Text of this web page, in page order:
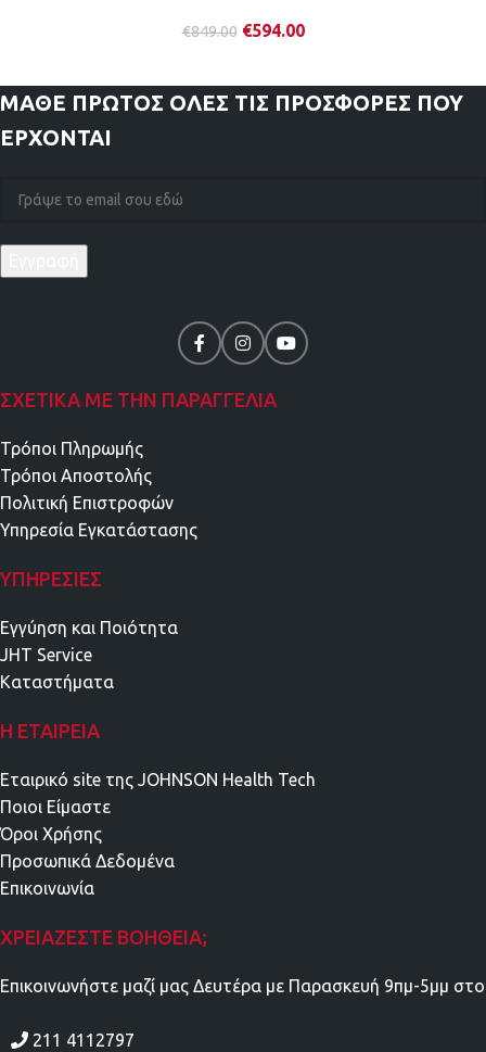
€849.00 €594.00
ΜΑΘΕ ΠΡΩΤΟΣ ΟΛΕΣ ΤΙΣ ΠΡΟΣΦΟΡΕΣ ΠΟΥ
ΕΡΧΟΝΤΑΙ
ΣΧΕΤΙΚΑ ΜΕ ΤΗΝ ΠΑΡΑΓΓΕΛΙΑ
Τρόποι Πληρωμής
Τρόποι Αποστολής
Πολιτική Επιστροφών
Υπηρεσία Εγκατάστασης
ΥΠΗΡΕΣΊΕΣ
Εγγύηση και Ποιότητα
JHT Service
Καταστήματα
Η ΕΤΑΙΡΕΊΑ
Εταιρικό site της JOHNSON Health Tech
Ποιοι Είμαστε
Όροι Χρήσης
Προσωπικά Δεδομένα
Επικοινωνία
ΧΡΕΙΆΖΕΣΤΕ ΒΟΉΘΕΙΑ;
Επικοινωνήστε μαζί μας Δευτέρα με Παρασκευή 9πμ-5μμ στο
211 4112797